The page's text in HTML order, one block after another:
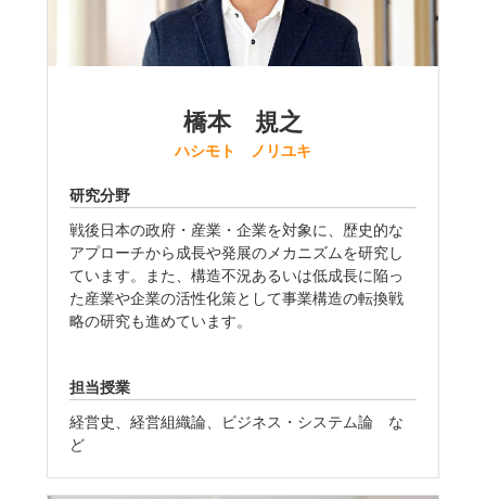
橋本 規之
ハシモト ノリユキ
研究分野
戦後日本の政府・産業・企業を対象に、歴史的な
アプローチから成長や発展のメカニズムを研究し
ています。また、構造不況あるいは低成長に陥っ
た産業や企業の活性化策として事業構造の転換戦
略の研究も進めています。
担当授業
経営史、経営組織論、ビジネス・システム論 な
ど